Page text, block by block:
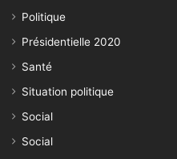
Politique
Présidentielle 2020
Santé
Situation politique
Social
Social